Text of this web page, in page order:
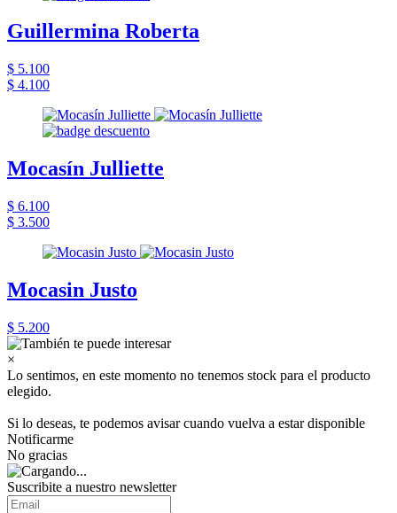
Guillermina Roberta
$ 5.100
$ 4.100
Mocasín Julliette
$ 6.100
$ 3.500
Mocasin Justo
$ 5.200
×
Lo sentimos, en este momento no tenemos stock para el producto
elegido.
Si lo deseas, te podemos avisar cuando vuelva a estar disponible
Notificarme
No gracias
Suscribite a nuestro newsletter